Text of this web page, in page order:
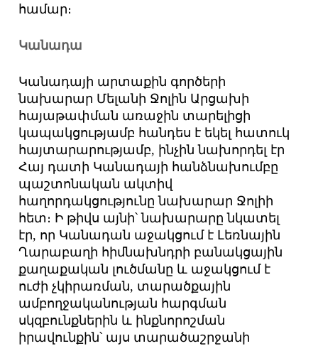
համար։
Կանադա
Կանադայի արտաքին գործերի
նախարար Մելանի Ջոլին Արցախի
հայաթափման առաջին տարելիցի
կապակցությամբ հանդես է եկել հատուկ
հայտարարությամբ, ինչին նախորդել էր
Հայ դատի Կանադայի հանձնախումբը
պաշտոնական ակտիվ
հաղորդակցությունը նախարար Ջոլիի
հետ։ Ի թիվս այնի՝ նախարարը նկատել
էր, որ Կանադան աջակցում է Լեռնային
Ղարաբաղի հիմնախնդրի բանակցային
քաղաքական լուծմանը և աջակցում է
ուժի չկիրառման, տարածքային
ամբողջականության հարգման
սկզբունքներին և ինքնորոշման
իրավունքին՝ այս տարածաշրջանի